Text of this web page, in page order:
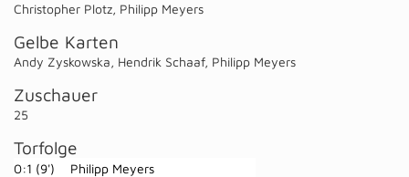
Christopher Plotz, Philipp Meyers
Gelbe Karten
Andy Zyskowska, Hendrik Schaaf, Philipp Meyers
Zuschauer
25
Torfolge
0:1 (9')
Philipp Meyers